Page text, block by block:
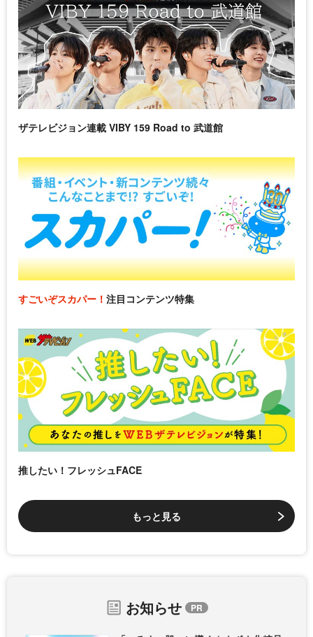
ザテレビジョン連載 VIBY 159 Road to 武道館
すごいぞスカパー！ 注目コンテンツ特集
推したい！フレッシュFACE
もっと見る
お知らせ